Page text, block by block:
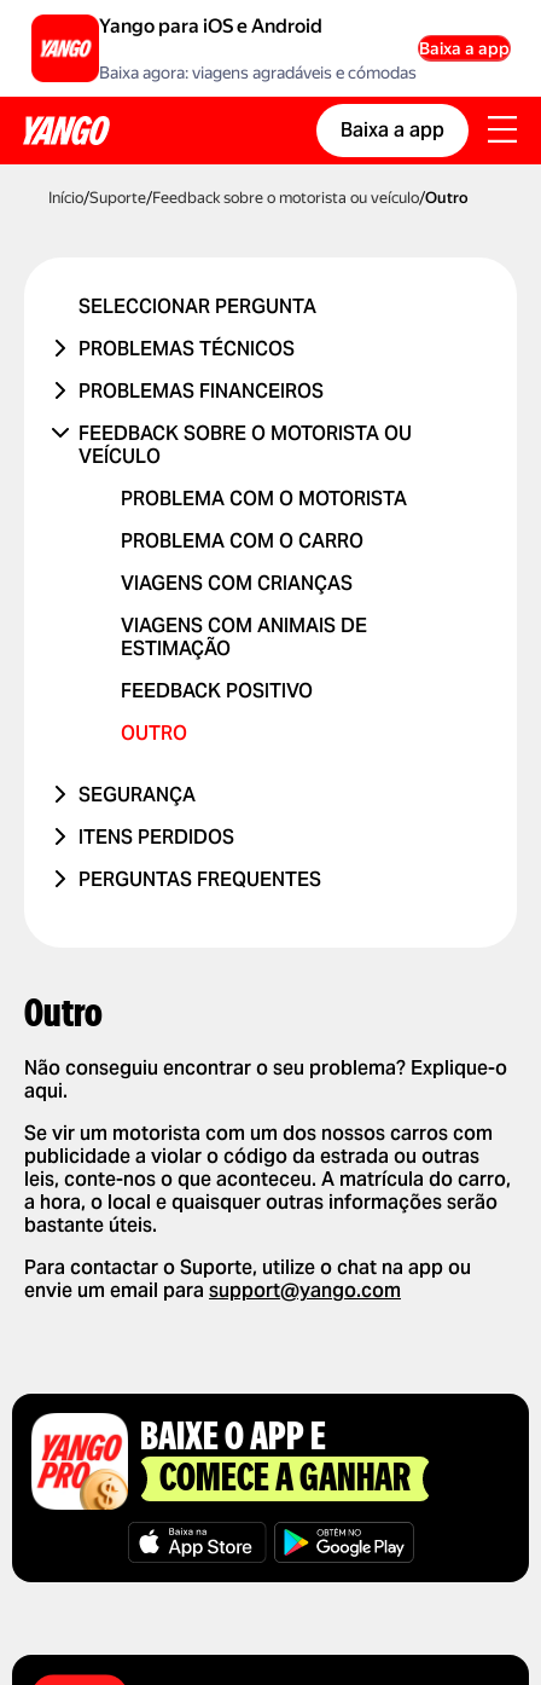
Yango para iOS e Android
Baixa agora: viagens agradáveis e cómodas
Baixa a app
Baixa a app
Início/Suporte/Feedback sobre o motorista ou veículo/Outro
SELECCIONAR PERGUNTA
PROBLEMAS TÉCNICOS
SESSÃO
PROBLEMA COM UM CÓDIGO
PROMOCIONAL
PROBLEMAS COM CARTÃO BANCÁRIO
PROBLEMA COM RELATÓRIOS DE
PROBLEMAS FINANCEIROS
FUI COBRADO DUAS VEZES
O PREÇO MUDOU
COBRANÇA NÃO RECONHECIDA
OUTRO
FEEDBACK SOBRE O MOTORISTA OU
VEÍCULO
PROBLEMA COM O MOTORISTA
PROBLEMA COM O CARRO
VIAGENS COM CRIANÇAS
VIAGENS COM ANIMAIS DE
ESTIMAÇÃO
FEEDBACK POSITIVO
OUTRO
SEGURANÇA
INFRACÇÕES RODOVIÁRIAS
ITENS PERDIDOS
PERGUNTAS FREQUENTES
ACTIVAR NOTIFICAÇÕES PUSH
ELIMINAR HISTÓRICO
PAGAMENTO
MOTORISTA
UTILIZAR CÓDIGOS
PROMOCIONAIS
NOVAS FUNCIONALIDADES
Outro
Não conseguiu encontrar o seu problema? Explique-o
aqui.
Se vir um motorista com um dos nossos carros com
publicidade a violar o código da estrada ou outras
leis, conte-nos o que aconteceu. A matrícula do carro,
a hora, o local e quaisquer outras informações serão
bastante úteis.
Para contactar o Suporte, utilize o chat na app ou
envie um email para support@yango.com
BAIXE O APP E
COMECE A GANHAR